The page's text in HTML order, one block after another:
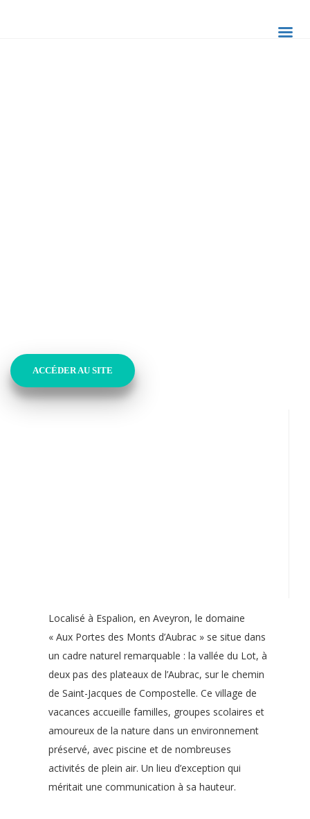
ACCÉDER AU SITE
Localisé à Espalion, en Aveyron, le domaine
« Aux Portes des Monts d’Aubrac » se situe dans
un cadre naturel remarquable : la vallée du Lot, à
deux pas des plateaux de l’Aubrac, sur le chemin
de Saint-Jacques de Compostelle. Ce village de
vacances accueille familles, groupes scolaires et
amoureux de la nature dans un environnement
préservé, avec piscine et de nombreuses
activités de plein air. Un lieu d’exception qui
méritait une communication à sa hauteur.